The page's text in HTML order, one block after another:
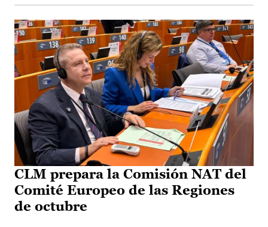
CLM prepara la Comisión NAT del
Comité Europeo de las Regiones
de octubre